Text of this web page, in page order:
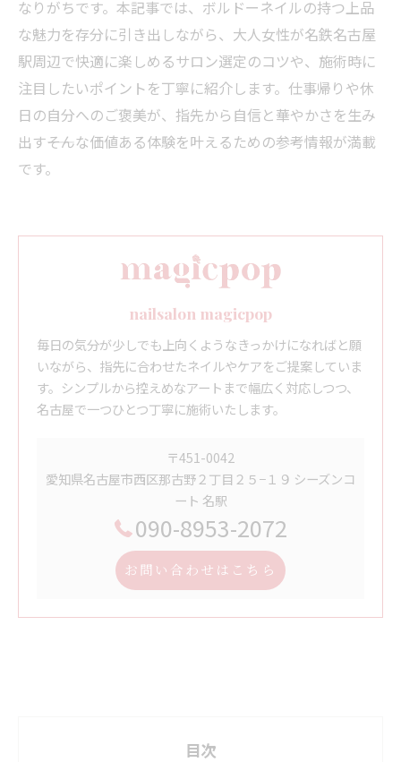
なりがちです。本記事では、ボルドーネイルの持つ上品
な魅力を存分に引き出しながら、大人女性が名鉄名古屋
駅周辺で快適に楽しめるサロン選定のコツや、施術時に
注目したいポイントを丁寧に紹介します。仕事帰りや休
日の自分へのご褒美が、指先から自信と華やかさを生み
出す――そんな価値ある体験を叶えるための参考情報が満載
です。
nailsalon magicpop
毎日の気分が少しでも上向くようなきっかけになればと願
いながら、指先に合わせたネイルやケアをご提案していま
す。シンプルから控えめなアートまで幅広く対応しつつ、
名古屋で一つひとつ丁寧に施術いたします。
〒451-0042
愛知県名古屋市西区那古野２丁目２５−１９ シーズンコ
ート 名駅
090-8953-2072
お問い合わせはこちら
目次